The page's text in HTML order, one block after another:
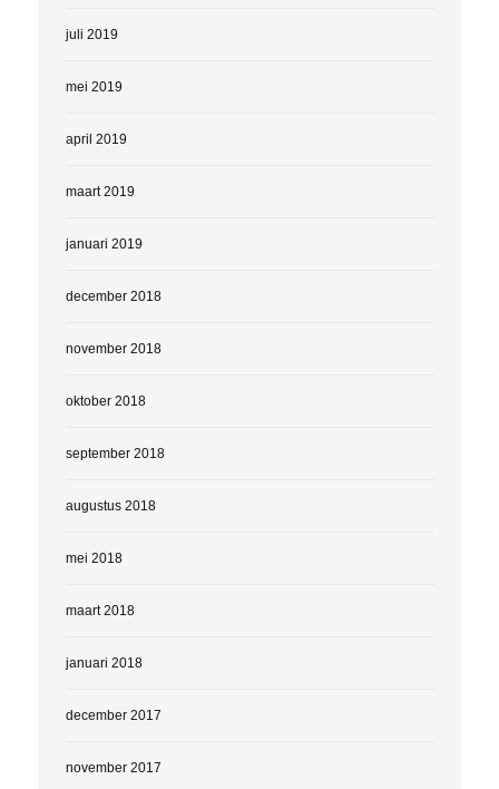
juli 2019
mei 2019
april 2019
maart 2019
januari 2019
december 2018
november 2018
oktober 2018
september 2018
augustus 2018
mei 2018
maart 2018
januari 2018
december 2017
november 2017